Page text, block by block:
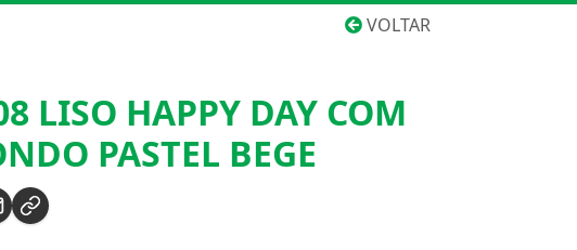
VOLTAR
LISO HAPPY DAY COM
PASTEL BEGE